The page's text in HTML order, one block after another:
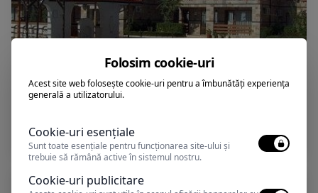
Sveti Vlas, Bulgaria
Folosim cookie-uri
Acest site web folosește cookie-uri pentru a îmbunătăți experiența
generală a utilizatorului.
Cookie-uri esențiale
Sunt toate esențiale pentru funcționarea site-ului și
trebuie să rămână active în sistemul nostru.
Cookie-uri publicitare